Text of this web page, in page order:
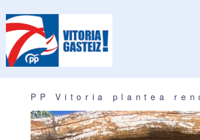
PP Vitoria plantea